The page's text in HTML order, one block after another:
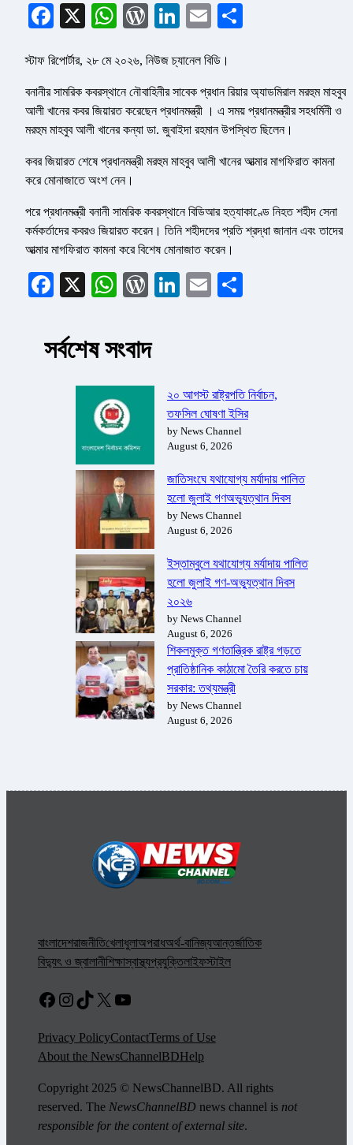
Facebook
X WhatsApp
WordPress
LinkedIn
Email
স্টাফ রিপোর্টার, ২৮ মে ২০২৬, নিউজ চ্যানেল বিডি।
বনানীর সামরিক কবরস্থানে নৌবাহিনীর সাবেক প্রধান রিয়ার অ্যাডমিরাল মরহুম মাহবুব
আলী খানের কবর জিয়ারত করেছেন প্রধানমন্ত্রী । এ সময় প্রধানমন্ত্রীর সহধর্মিনী ও
মরহুম মাহবুব আলী খানের কন্যা ডা. জুবাইদা রহমান উপস্থিত ছিলেন।
কবর জিয়ারত শেষে প্রধানমন্ত্রী মরহুম মাহবুব আলী খানের আত্মার মাগফিরাত কামনা
করে মোনাজাতে অংশ নেন।
পরে প্রধানমন্ত্রী বনানী সামরিক কবরস্থানে বিডিআর হত্যাকাণ্ডে নিহত শহীদ সেনা
কর্মকর্তাদের কবরও জিয়ারত করেন। তিনি শহীদদের প্রতি শ্রদ্ধা জানান এবং তাদের
আত্মার মাগফিরাত কামনা করে বিশেষ মোনাজাত করেন।
Facebook
X WhatsApp
WordPress
LinkedIn
Email
সর্বশেষ সংবাদ
২০ আগস্ট রাষ্ট্রপতি নির্বাচন,
তফসিল ঘোষণা ইসির
by News Channel
August 6, 2026
জাতিসংঘে যথাযোগ্য মর্যাদায় পালিত
হলো জুলাই গণঅভ্যুত্থান দিবস
by News Channel
August 6, 2026
ইস্তাম্বুলে যথাযোগ্য মর্যাদায় পালিত
হলো জুলাই গণ-অভ্যুত্থান দিবস
২০২৬
by News Channel
August 6, 2026
শিকলমুক্ত গণতান্ত্রিক রাষ্ট্র গড়তে
প্রাতিষ্ঠানিক কাঠামো তৈরি করতে চায়
সরকার: তথ্যমন্ত্রী
by News Channel
August 6, 2026
বাংলাদেশরাজনীতিখেলাধুলাঅপরাধঅর্থ-বানিজ্যআন্তর্জাতিক
বিদ্যুৎ ও জ্বালানীশিক্ষাস্বাস্থ্যপ্রযুক্তিলাইফস্টাইল
Facebook
Instagram
TikTok
X YouTube
Privacy PolicyContactTerms of Use
About the NewsChannelBDHelp
Copyright 2025 © NewsChannelBD. All rights
reserved. The NewsChannelBD news channel is not
responsible for the content of external site.